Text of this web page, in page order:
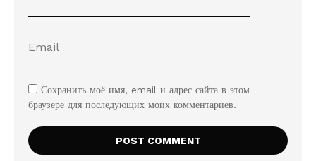
Сохранить моё имя, email и адрес сайта в этом
браузере для последующих моих комментариев.